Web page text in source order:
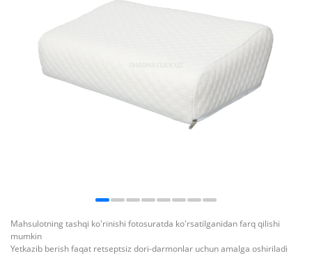
Mahsulotning tashqi ko'rinishi fotosuratda ko'rsatilganidan farq qilishi
mumkin
Yetkazib berish faqat retseptsiz dori-darmonlar uchun amalga oshiriladi